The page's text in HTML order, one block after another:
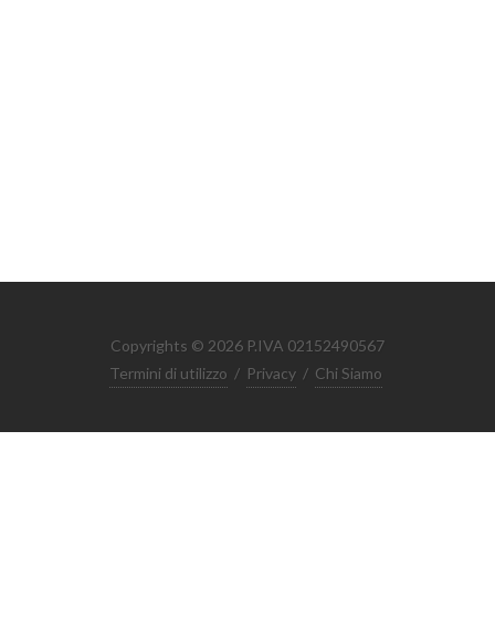
Copyrights © 2026 P.IVA 02152490567
Termini di utilizzo / Privacy / Chi Siamo